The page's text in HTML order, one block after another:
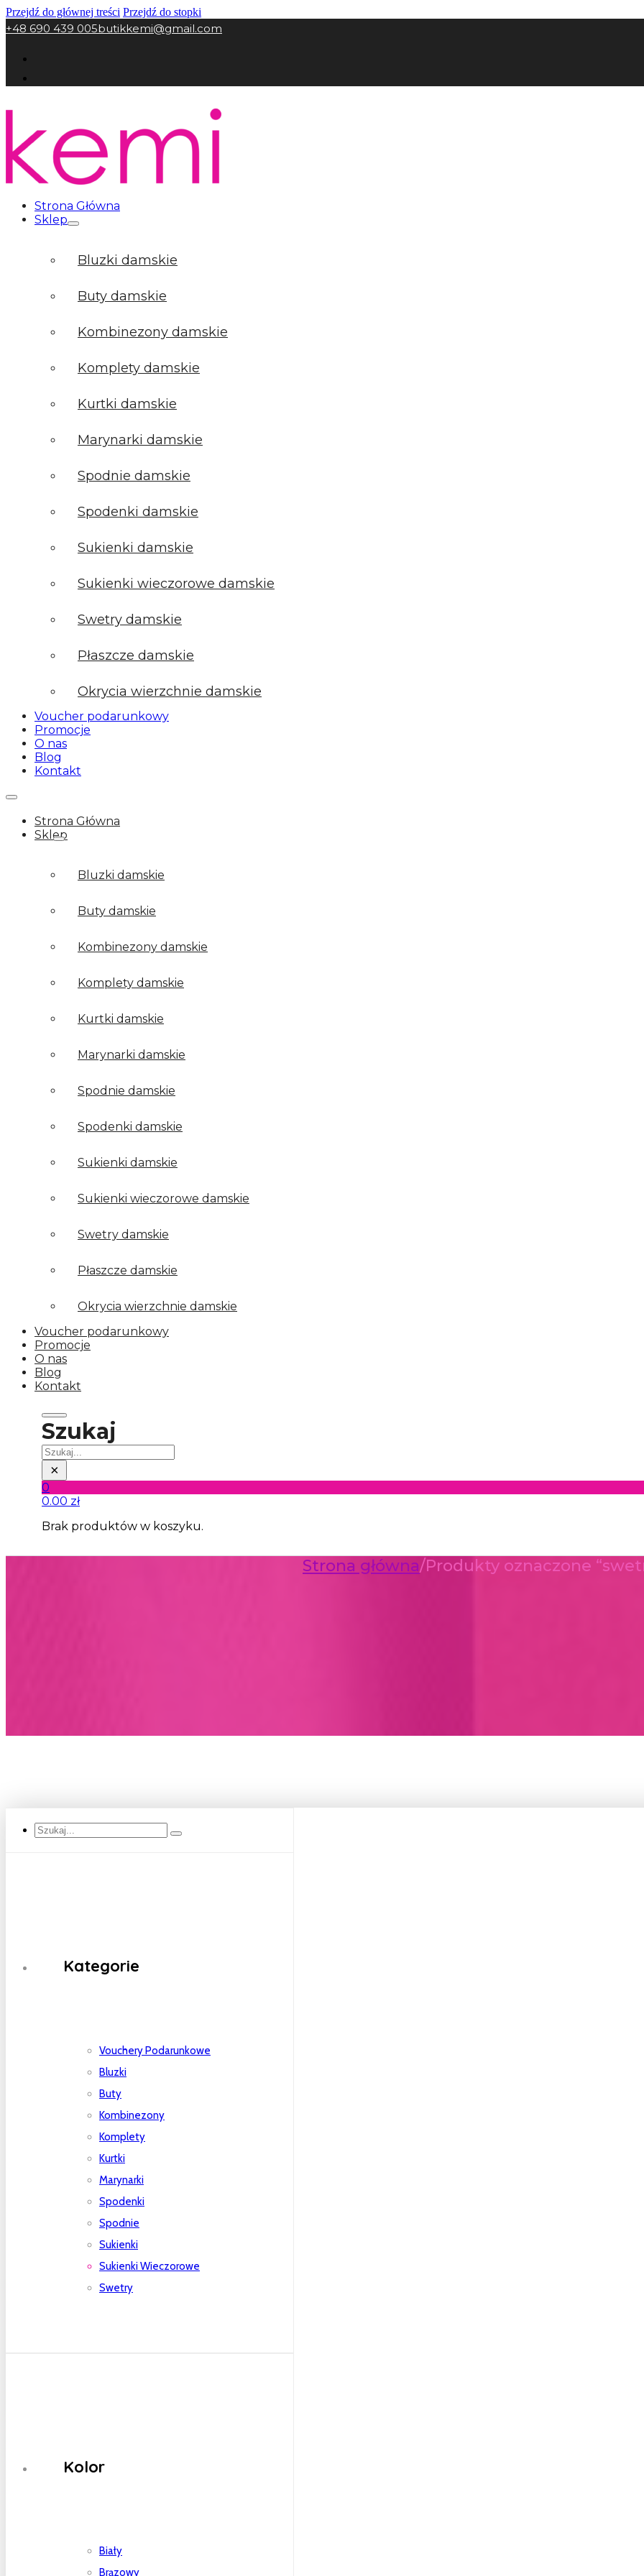
Przejdź do głównej treści Przejdź do stopki
+48 690 439 005butikkemi@gmail.com
Strona Główna
Sklep
Bluzki damskie
Buty damskie
Kombinezony damskie
Komplety damskie
Kurtki damskie
Marynarki damskie
Spodnie damskie
Spodenki damskie
Sukienki damskie
Sukienki wieczorowe damskie
Swetry damskie
Płaszcze damskie
Okrycia wierzchnie damskie
Voucher podarunkowy
Promocje
O nas
Blog
Kontakt
Strona Główna
Sklep
Bluzki damskie
Buty damskie
Kombinezony damskie
Komplety damskie
Kurtki damskie
Marynarki damskie
Spodnie damskie
Spodenki damskie
Sukienki damskie
Sukienki wieczorowe damskie
Swetry damskie
Płaszcze damskie
Okrycia wierzchnie damskie
Voucher podarunkowy
Promocje
O nas
Blog
Kontakt
Szukaj
Szukaj
×
0
0.00 zł
Brak produktów w koszyku.
Strona główna/Produkty oznaczone
Szukaj...
Kategorie
Vouchery Podarunkowe
Bluzki
Buty
Kombinezony
Komplety
Kurtki
Marynarki
Spodenki
Spodnie
Sukienki
Sukienki Wieczorowe
Swetry
Kolor
Biały
Brązowy